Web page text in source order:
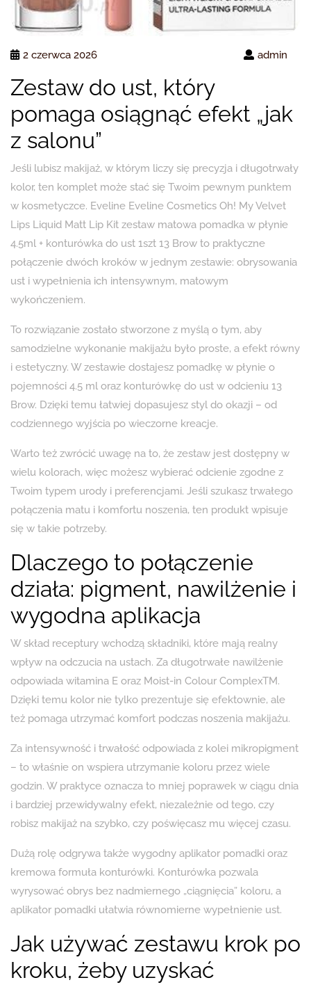
2 czerwca 2026 admin
Zestaw do ust, który
pomaga osiągnąć efekt „jak
z salonu”
Jeśli lubisz makijaż, w którym liczy się precyzja i długotrwały
kolor, ten komplet może stać się Twoim pewnym punktem
w kosmetyczce. Eveline Eveline Cosmetics Oh! My Velvet
Lips Liquid Matt Lip Kit zestaw matowa pomadka w płynie
4.5ml + konturówka do ust 1szt 13 Brow to praktyczne
połączenie dwóch kroków w jednym zestawie: obrysowania
ust i wypełnienia ich intensywnym, matowym
wykończeniem.
To rozwiązanie zostało stworzone z myślą o tym, aby
samodzielne wykonanie makijażu było proste, a efekt równy
i estetyczny. W zestawie dostajesz pomadkę w płynie o
pojemności 4.5 ml oraz konturówkę do ust w odcieniu 13
Brow. Dzięki temu łatwiej dopasujesz styl do okazji – od
codziennego wyjścia po wieczorne kreacje.
Warto też zwrócić uwagę na to, że zestaw jest dostępny w
wielu kolorach, więc możesz wybierać odcienie zgodne z
Twoim typem urody i preferencjami. Jeśli szukasz trwałego
połączenia matu i komfortu noszenia, ten produkt wpisuje
się w takie potrzeby.
Dlaczego to połączenie
działa: pigment, nawilżenie i
wygodna aplikacja
W skład receptury wchodzą składniki, które mają realny
wpływ na odczucia na ustach. Za długotrwałe nawilżenie
odpowiada witamina E oraz Moist-in Colour ComplexTM.
Dzięki temu kolor nie tylko prezentuje się efektownie, ale
też pomaga utrzymać komfort podczas noszenia makijażu.
Za intensywność i trwałość odpowiada z kolei mikropigment
– to właśnie on wspiera utrzymanie koloru przez wiele
godzin. W praktyce oznacza to mniej poprawek w ciągu dnia
i bardziej przewidywalny efekt, niezależnie od tego, czy
robisz makijaż na szybko, czy poświęcasz mu więcej czasu.
Dużą rolę odgrywa także wygodny aplikator pomadki oraz
kremowa formuła konturówki. Konturówka pozwala
wyrysować obrys bez nadmiernego „ciągnięcia” koloru, a
aplikator pomadki ułatwia równomierne wypełnienie ust.
Jak używać zestawu krok po
kroku, żeby uzyskać